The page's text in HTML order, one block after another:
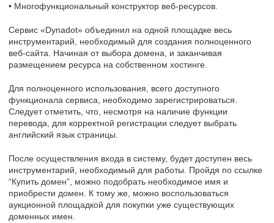
• Многофункциональный конструктор веб-ресурсов.
Сервис «Dynadot» объединил на одной площадке весь
инструментарий, необходимый для создания полноценного
веб-сайта. Начиная от выбора домена, и заканчивая
размещением ресурса на собственном хостинге.
Для полноценного использования, всего доступного
функционала сервиса, необходимо зарегистрироваться.
Следует отметить, что, несмотря на наличие функции
перевода, для корректной регистрации следует выбрать
английский язык страницы.
После осуществления входа в систему, будет доступен весь
инструментарий, необходимый для работы. Пройдя по ссылке
“Купить домен”, можно подобрать необходимое имя и
приобрести домен. К тому же, можно воспользоваться
аукционной площадкой для покупки уже существующих
доменных имен.